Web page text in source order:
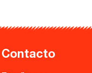
Contacto